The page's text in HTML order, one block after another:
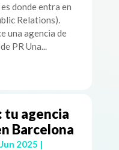
donde entra en
Relations).
una agencia de
PR Una...
tu agencia
Barcelona
2025 |